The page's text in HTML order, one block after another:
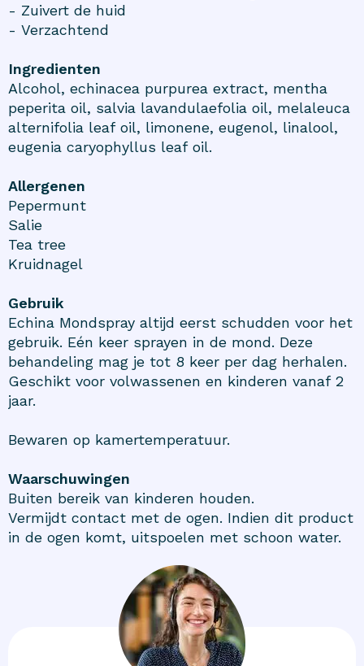
- Zuivert de huid
- Verzachtend
Ingredienten
Alcohol, echinacea purpurea extract, mentha
peperita oil, salvia lavandulaefolia oil, melaleuca
alternifolia leaf oil, limonene, eugenol, linalool,
eugenia caryophyllus leaf oil.
Allergenen
Pepermunt
Salie
Tea tree
Kruidnagel
Gebruik
Echina Mondspray altijd eerst schudden voor het
gebruik. Eén keer sprayen in de mond. Deze
behandeling mag je tot 8 keer per dag herhalen.
Geschikt voor volwassenen en kinderen vanaf 2
jaar.
Bewaren op kamertemperatuur.
Waarschuwingen
Buiten bereik van kinderen houden.
Vermijdt contact met de ogen. Indien dit product
in de ogen komt, uitspoelen met schoon water.